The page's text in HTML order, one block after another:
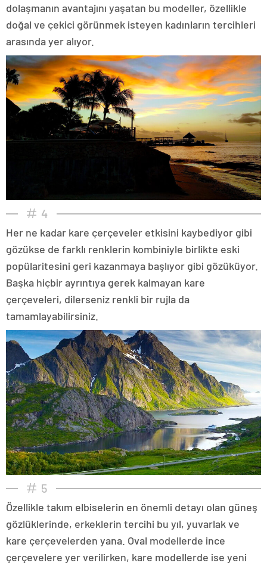
dolaşmanın avantajını yaşatan bu modeller, özellikle
doğal ve çekici görünmek isteyen kadınların tercihleri
arasında yer alıyor.
4
Her ne kadar kare çerçeveler etkisini kaybediyor gibi
gözükse de farklı renklerin kombiniyle birlikte eski
popülaritesini geri kazanmaya başlıyor gibi gözüküyor.
Başka hiçbir ayrıntıya gerek kalmayan kare
çerçeveleri, dilerseniz renkli bir rujla da
tamamlayabilirsiniz.
5
Özellikle takım elbiselerin en önemli detayı olan güneş
gözlüklerinde, erkeklerin tercihi bu yıl, yuvarlak ve
kare çerçevelerden yana. Oval modellerde ince
çerçevelere yer verilirken, kare modellerde ise yeni